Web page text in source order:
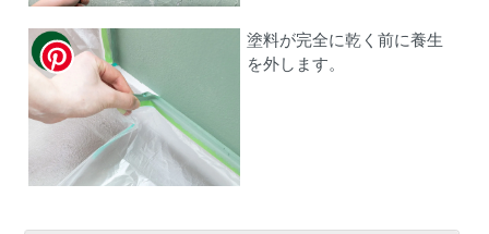
塗料が完全に乾く前に養生
を外します。